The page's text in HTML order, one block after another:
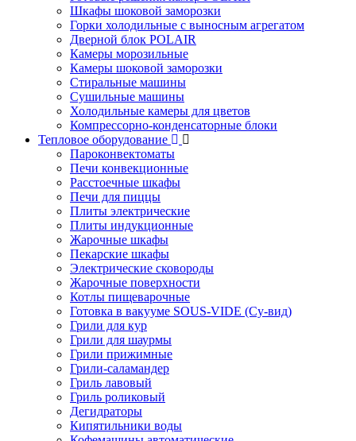
Шкафы шоковой заморозки
Горки холодильные с выносным агрегатом
Дверной блок POLAIR
Камеры морозильные
Камеры шоковой заморозки
Стиральные машины
Сушильные машины
Холодильные камеры для цветов
Компрессорно-конденсаторные блоки
Тепловое оборудование
Пароконвектоматы
Печи конвекционные
Расстоечные шкафы
Печи для пиццы
Плиты электрические
Плиты индукционные
Жарочные шкафы
Пекарские шкафы
Электрические сковороды
Жарочные поверхности
Котлы пищеварочные
Готовка в вакууме SOUS-VIDE (Су-вид)
Грили для кур
Грили для шаурмы
Грили прижимные
Грили-саламандер
Гриль лавовый
Гриль роликовый
Дегидраторы
Кипятильники воды